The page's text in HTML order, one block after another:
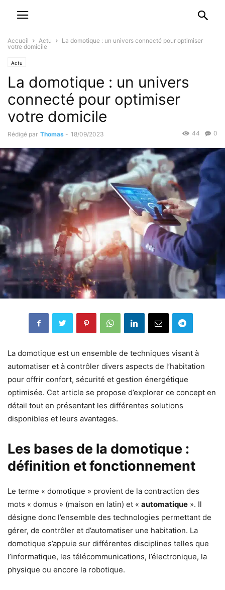
Accueil Actu
La domotique : un univers connecté pour optimiser
votre domicile
Actu
La domotique : un univers
connecté pour optimiser
votre domicile
Rédigé par Thomas - 18/09/2023 0
44
La domotique est un ensemble de techniques visant à
automatiser et à contrôler divers aspects de l’habitation
pour offrir confort, sécurité et gestion énergétique
optimisée. Cet article se propose d’explorer ce concept en
détail tout en présentant les différentes solutions
disponibles et leurs avantages.
Les bases de la domotique :
définition et fonctionnement
Le terme « domotique » provient de la contraction des
mots « domus » (maison en latin) et « automatique ». Il
désigne donc l’ensemble des technologies permettant de
gérer, de contrôler et d’automatiser une habitation. La
domotique s’appuie sur différentes disciplines telles que
l’informatique, les télécommunications, l’électronique, la
physique ou encore la robotique.